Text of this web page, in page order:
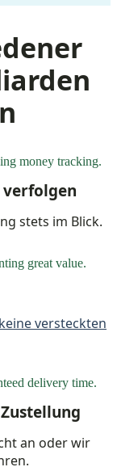
verfolgen
stets im Blick.
keine versteckten
in einem neuen
an oder wir